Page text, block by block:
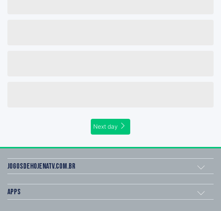
Next day
Jogosdehojenatv.com.br
Apps